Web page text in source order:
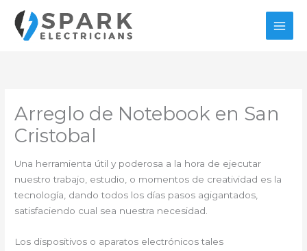
contenido
Arreglo de Notebook en San
Cristobal
Una herramienta útil y poderosa a la hora de ejecutar
nuestro trabajo, estudio, o momentos de creatividad es la
tecnología, dando todos los días pasos agigantados,
satisfaciendo cual sea nuestra necesidad.
Los dispositivos o aparatos electrónicos tales